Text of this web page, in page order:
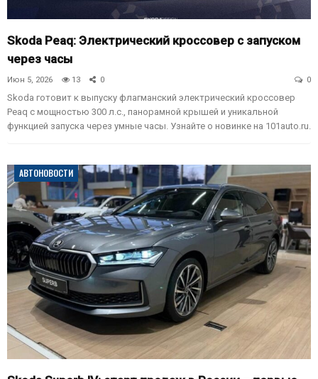
Skoda Peaq: Электрический кроссовер с запуском
через часы
Июн 5, 2026 13 0 0
Skoda готовит к выпуску флагманский электрический кроссовер
Peaq с мощностью 300 л.с., панорамной крышей и уникальной
функцией запуска через умные часы. Узнайте о новинке на 101auto.ru.
АВТОНОВОСТИ